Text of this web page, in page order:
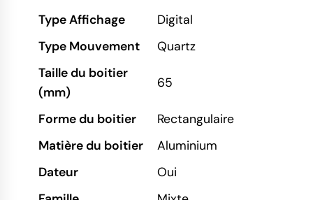
Type Affichage
Digital
Type Mouvement
Quartz
Taille du boitier
(mm)
65
Forme du boitier
Rectangulaire
Matière du boitier
Aluminium
Dateur
Oui